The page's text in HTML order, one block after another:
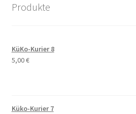
Drei Generationen Familie Rickelt
Produkte
KüKo-Kurier 8
5,00€
Küko-Kurier 7